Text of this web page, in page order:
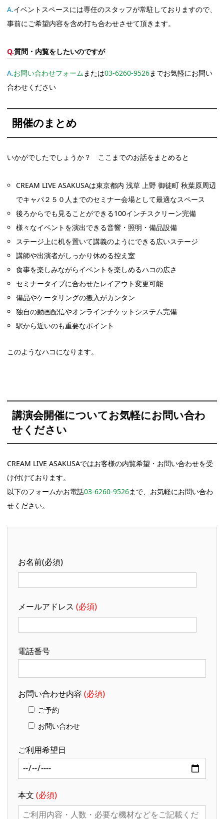
イベントスペースには専任のスタッフが常駐しておりますので、
事前にご希望内容を含め打ち合わせさせて頂きます。
質問・内覧をしたいのですが
お問い合わせフォームまたは03-6260-9526までお気軽にお問い
合わせください
開催のまとめ
いかがでしたでしょうか？ ここまでのお話をまとめると
CREAM LIVE ASAKUSAは東京都内 浅草 上野 御徒町 秋葉原周辺
でキャパ２５０人までのセミナー会場として最適なスペース
後ろからでも見ることができる100インチスクリーン完備
様々なイベントを演出できる音響・照明・備品設備
ステージ上に机を置いて講義のようにできる広いステージ
講師や出演者がしっかり休める控え室
食事を楽しみながらイベントを楽しめるハコの広さ
セミナータイプに合わせたレイアウト変更可能
備品やケータリングの搬入がカンタン
独自の動画配信やオンラインチケットシステム完備
駅から近いのも重要なポイント
このようなハコになります。
講演会開催についてお気軽にお問い合わ
せください
CREAM LIVE ASAKUSAではお客様の内覧希望・お問い合わせを受
け付けております。
以下のフォームかお電話03-6260-9526まで、お気軽にお問い合わ
せください。
お名前(必須)
メールアドレス (必須)
電話番号
お問い合わせ内容 (必須)
ご予約
お問い合わせ
ご利用希望日
本文 (必須)